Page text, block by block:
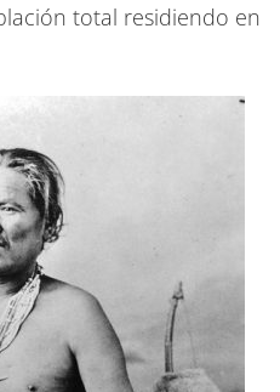
total residiendo en